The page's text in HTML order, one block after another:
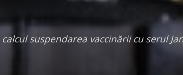
suspendarea vaccinării cu serul